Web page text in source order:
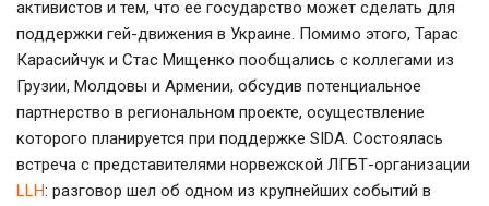
активистов и тем, что ее государство может сделать для
поддержки гей-движения в Украине. Помимо этого, Тарас
Карасийчук и Стас Мищенко пообщались с коллегами из
Грузии, Молдовы и Армении, обсудив потенциальное
партнерство в региональном проекте, осуществление
которого планируется при поддержке SIDA. Состоялась
встреча с представителями норвежской ЛГБТ-организации
LLH: разговор шел об одном из крупнейших событий в